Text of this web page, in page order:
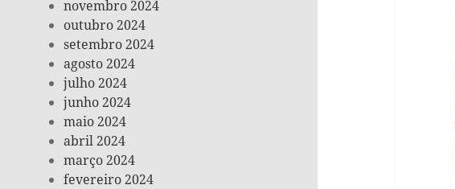
novembro 2024
outubro 2024
setembro 2024
agosto 2024
julho 2024
junho 2024
maio 2024
abril 2024
março 2024
fevereiro 2024